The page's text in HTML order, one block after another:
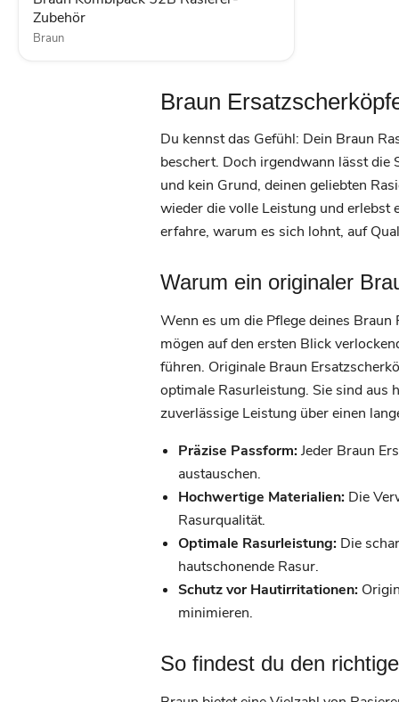
Zubehör
Braun
Braun
Du kennst das Gefühl: Dein Braun
beschert. Doch irgendwann lässt die
und kein Grund, deinen geliebten
wieder die volle Leistung und erlebst
erfahre, warum es sich lohnt, auf
Warum ein originaler
Wenn es um die Pflege deines
mögen auf den ersten Blick
führen. Originale Braun
optimale Rasurleistung. Sie sind
zuverlässige Leistung über einen
Präzise Passform:Jeder Braun
austauschen.
Hochwertige Materialien: Die
Rasurqualität.
Optimale Rasurleistung: Die
hautschonende Rasur.
Schutz vor Hautirritationen:
minimieren.
So findest du den